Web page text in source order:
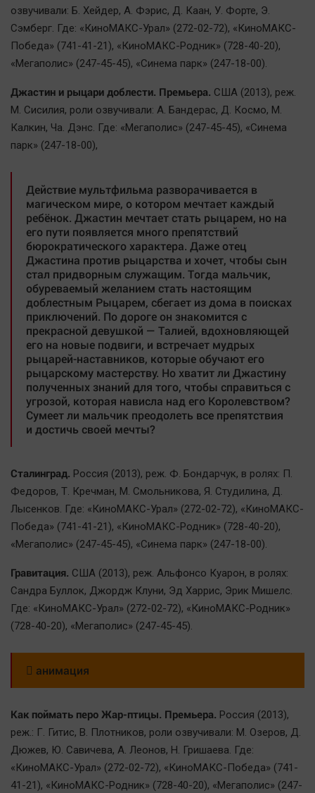
озвучивали: Б. Хейдер, А. Фэрис, Д. Каан, У. Форте, Э.
Сэмберг. Где: «КиноМАКС-Урал» (272-02-72), «КиноМАКС-
Победа» (741-41-21), «КиноМАКС-Родник» (728-40-20),
«Мегаполис» (247-45-45), «Синема парк» (247-18-00).
Джастин и рыцари доблести. Премьера. США (2013), реж.
М. Сисилия, роли озвучивали: А. Бандерас, Д. Космо, М.
Калкин, Ча. Дэнс. Где: «Мегаполис» (247-45-45), «Синема
парк» (247-18-00),
Действие мультфильма разворачивается в
магическом мире, о котором мечтает каждый
ребёнок. Джастин мечтает стать рыцарем, но на
его пути появляется много препятствий
бюрократического характера. Даже отец
Джастина против рыцарства и хочет, чтобы сын
стал придворным служащим. Тогда мальчик,
обуреваемый желанием стать настоящим
доблестным Рыцарем, сбегает из дома в поисках
приключений. По дороге он знакомится с
прекрасной девушкой — Талией, вдохновляющей
его на новые подвиги, и встречает мудрых
рыцарей-наставников, которые обучают его
рыцарскому мастерству. Но хватит ли Джастину
полученных знаний для того, чтобы справиться с
угрозой, которая нависла над его Королевством?
Сумеет ли мальчик преодолеть все препятствия
и достичь своей мечты?
Сталинград. Россия (2013), реж. Ф. Бондарчук, в ролях: П.
Федоров, Т. Кречман, М. Смольникова, Я. Студилина, Д.
Лысенков. Где: «КиноМАКС-Урал» (272-02-72), «КиноМАКС-
Победа» (741-41-21), «КиноМАКС-Родник» (728-40-20),
«Мегаполис» (247-45-45), «Синема парк» (247-18-00).
Гравитация. США (2013), реж. Альфонсо Куарон, в ролях:
Сандра Буллок, Джордж Клуни, Эд Харрис, Эрик Мишелс.
Где: «КиноМАКС-Урал» (272-02-72), «КиноМАКС-Родник»
(728-40-20), «Мегаполис» (247-45-45).
 анимация
Как поймать перо Жар-птицы. Премьера. Россия (2013),
реж.: Г. Гитис, В. Плотников, роли озвучивали: М. Озеров, Д.
Дюжев, Ю. Савичева, А. Леонов, Н. Гришаева. Где:
«КиноМАКС-Урал» (272-02-72), «КиноМАКС-Победа» (741-
41-21), «КиноМАКС-Родник» (728-40-20), «Мегаполис» (247-